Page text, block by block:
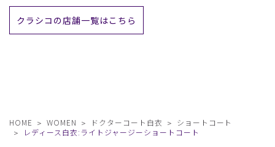
クラシコの店舗一覧はこちら
HOME WOMEN ドクターコート白衣
ショートコート
レディース白衣:ライトジャージーショートコート